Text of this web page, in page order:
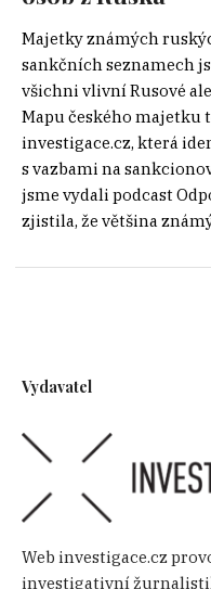
Majetky známých
sankčních seznamech
všichni vlivní Rusové
Mapu českého
investigace.cz, která
s vazbami na
jsme vydali podcast
zjistila, že většina
Vydavatel
Web investigace.cz
investigativní